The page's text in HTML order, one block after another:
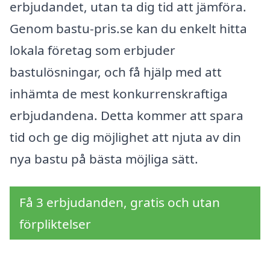
erbjudandet, utan ta dig tid att jämföra.
Genom bastu-pris.se kan du enkelt hitta
lokala företag som erbjuder
bastulösningar, och få hjälp med att
inhämta de mest konkurrenskraftiga
erbjudandena. Detta kommer att spara
tid och ge dig möjlighet att njuta av din
nya bastu på bästa möjliga sätt.
Få 3 erbjudanden, gratis och utan
förpliktelser